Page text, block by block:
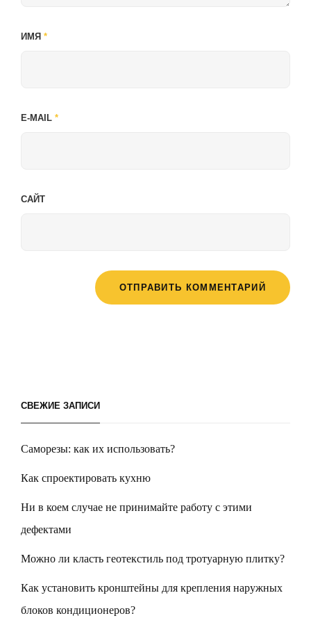
ИМЯ *
E-MAIL *
САЙТ
СВЕЖИЕ ЗАПИСИ
Саморезы: как их использовать?
Как спроектировать кухню
Ни в коем случае не принимайте работу с этими
дефектами
Можно ли класть геотекстиль под тротуарную плитку?
Как установить кронштейны для крепления наружных
блоков кондиционеров?